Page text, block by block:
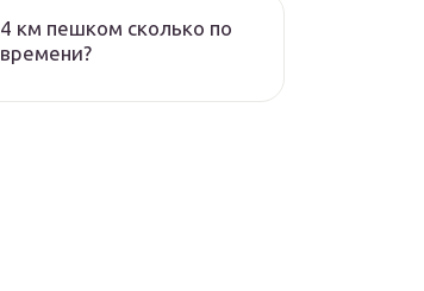
4 км пешком сколько по
времени?